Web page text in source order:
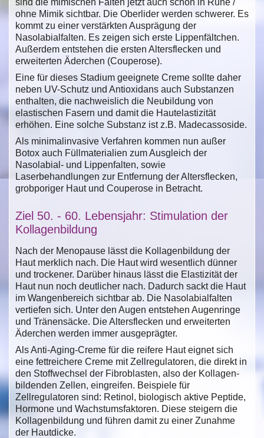
ohne Mimik sichtbar. Die Oberlider werden schwerer. Es
kommt zu einer verstärkten Ausprägung der
Nasolabialfalten. Es zeigen sich erste Lippenfältchen.
Außerdem entstehen die ersten Altersflecken und
erweiterten Äderchen (Couperose).
Eine für dieses Stadium geeignete Creme sollte daher
neben UV-Schutz und Antioxidans auch Substanzen
enthalten, die nachweislich die Neubildung von
elastischen Fasern und damit die Hautelastizität
erhöhen. Eine solche Substanz ist z.B. Madecassoside.
Als minimalinvasive Verfahren kommen nun außer
Botox auch Füllmaterialien zum Ausgleich der
Nasolabial- und Lippenfalten, sowie
Laserbehandlungen zur Entfernung der Altersflecken,
grobporiger Haut und Couperose in Betracht.
Ziel 50. - 60. Lebensjahr: Stimulation der
Kollagenbildung
Nach der Menopause lässt die Kollagenbildung der
Haut merklich nach. Die Haut wird wesentlich dünner
und trockener. Darüber hinaus lässt die Elastizität der
Haut nun noch deutlicher nach. Dadurch sackt die Haut
im Wangenbereich sichtbar ab. Die Nasolabialfalten
vertiefen sich. Unter den Augen entstehen Augenringe
und Tränensäcke. Die Altersflecken und erweiterten
Äderchen werden immer ausgeprägter.
Als Anti-Aging-Creme für die reifere Haut eignet sich
eine fettreichere Creme mit Zellregulatoren, die direkt in
den Stoffwechsel der Fibroblasten, also der Kollagen-
bildenden Zellen, eingreifen. Beispiele für
Zellregulatoren sind: Retinol, biologisch aktive Peptide,
Hormone und Wachstumsfaktoren. Diese steigern die
Kollagenbildung und führen damit zu einer Zunahme
der Hautdicke.